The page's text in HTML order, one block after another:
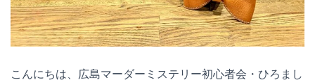
こんにちは、広島マーダーミステリー初心者会・ひろまし